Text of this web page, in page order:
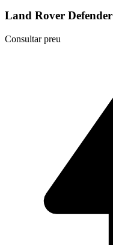
Land Rover Defender
Consultar preu